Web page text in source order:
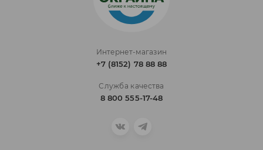
Интернет-магазин
+7 (8152) 78 88 88
Служба качества
8 800 555-17-48